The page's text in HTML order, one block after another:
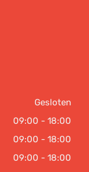
Gesloten
09:00 - 18:00
09:00 - 18:00
09:00 - 18:00